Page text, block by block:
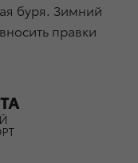
буря. Зимний
правки